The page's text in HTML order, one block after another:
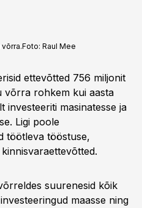
Foto: Raul Mee
ettevõtted 756 miljonit
võrra rohkem kui aasta
investeeriti masinatesse ja
Ligi poole
töötleva tööstuse,
suurenesid kõik
maasse ning